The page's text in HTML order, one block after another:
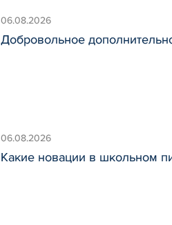
06.08.2026
Добровольное
06.08.2026
Какие новации в школьном